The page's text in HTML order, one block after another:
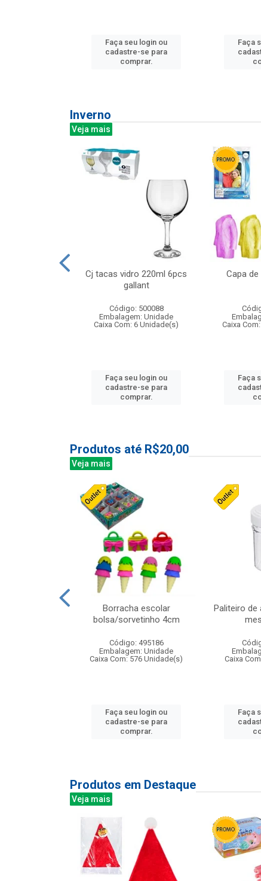
Faça seu login ou
cadastre-se para
comprar.
Faça
Inverno
Veja mais
Cj tacas vidro 220ml 6pcs
gallant
Código: 500088
Embalagem: Unidade
Caixa Com: 6 Unidade(s)
Faça seu login ou
cadastre-se para
comprar.
Capa
Caixa
Faça
Produtos até R$20,00
Veja mais
Borracha escolar
bolsa/sorvetinho 4cm
Código: 495186
Embalagem: Unidade
Caixa Com: 576 Unidade(s)
Faça seu login ou
cadastre-se para
comprar.
Paliteiro de
Caixa
Faça
Produtos em Destaque
Veja mais